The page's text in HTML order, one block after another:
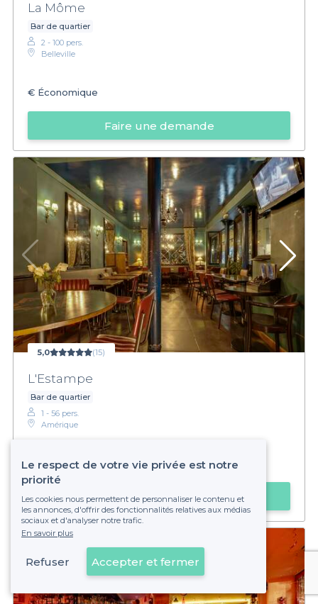
La Môme
Bar de quartier
2 - 100 pers.
Belleville
€ Économique
Faire une demande
5,0 (15)
L'Estampe
Bar de quartier
1 - 56 pers.
Amérique
Privateaser :Happy hour jusqu'à 2h
Faire une demande
Voir sur la carte
Le respect de votre vie privée est notre
priorité
Les cookies nous permettent de personnaliser le contenu et
les annonces, d'offrir des fonctionnalités relatives aux médias
sociaux et d'analyser notre trafic.
En savoir plus
Refuser Accepter et fermer